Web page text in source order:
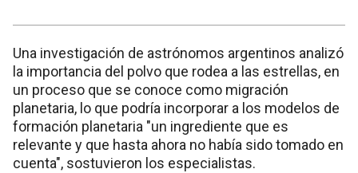
Una investigación de astrónomos argentinos analizó
la importancia del polvo que rodea a las estrellas, en
un proceso que se conoce como migración
planetaria, lo que podría incorporar a los modelos de
formación planetaria "un ingrediente que es
relevante y que hasta ahora no había sido tomado en
cuenta", sostuvieron los especialistas.